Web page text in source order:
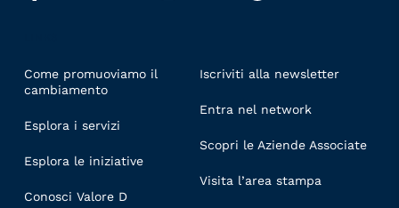
Come promuoviamo il
cambiamento
Esplora i servizi
Esplora le iniziative
Conosci Valore D
Iscriviti alla newsletter
Entra nel network
Scopri le Aziende Associate
Visita l’area stampa